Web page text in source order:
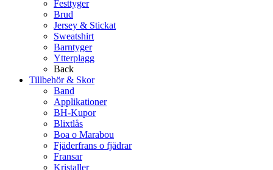
Festtyger
Brud
Jersey & Stickat
Sweatshirt
Barntyger
Ytterplagg
Back
Tillbehör & Skor
Band
Applikationer
BH-Kupor
Blixtlås
Boa o Marabou
Fjäderfrans o fjädrar
Fransar
Kristaller